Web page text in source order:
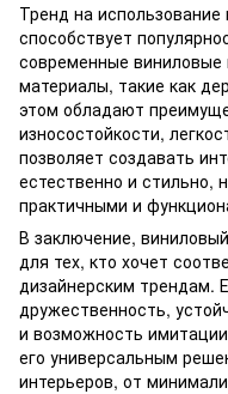
Тренд на
способствует
современные
материалы, такие как
этом обладают
износостойкости,
позволяет создавать
естественно и стильно,
практичными и
В заключение,
для тех, кто хочет
дизайнерским трендам.
дружественность,
и возможность
его универсальным
интерьеров, от